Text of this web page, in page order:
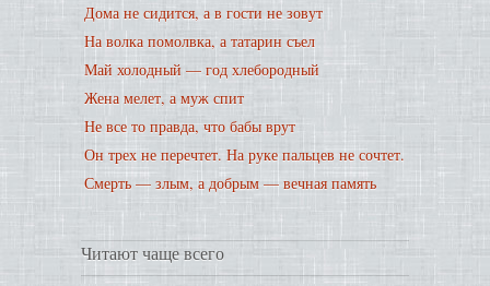
Дома не сидится, а в гости не зовут
На волка помолвка, а татарин съел
Май холодный — год хлебородный
Жена мелет, а муж спит
Не все то правда, что бабы врут
Он трех не перечтет. На руке пальцев не сочтет.
Смерть — злым, а добрым — вечная память
Читают чаще всего